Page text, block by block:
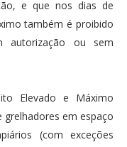
e que nos dias de
também é proibido
autorização ou sem
Elevado e Máximo
em espaço
(com exceções